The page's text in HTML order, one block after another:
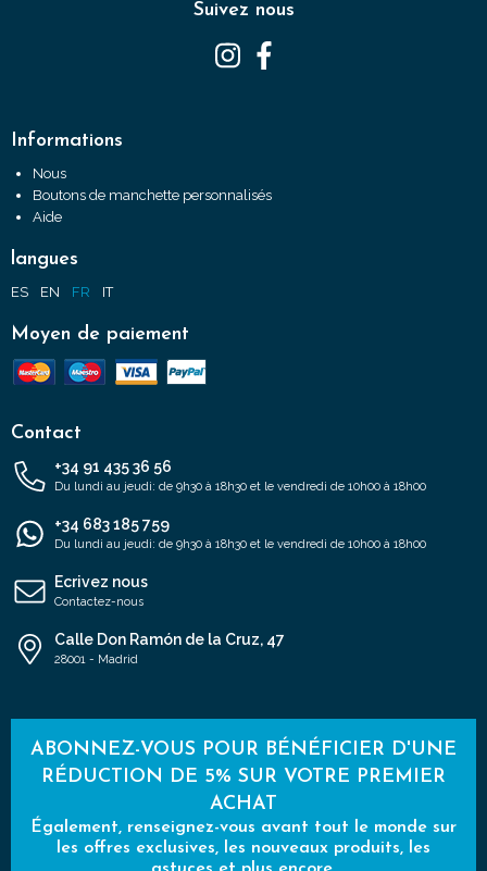
Suivez nous
Informations
Nous
Boutons de manchette personnalisés
Aide
langues
ES EN FR IT
Moyen de paiement
Contact
+34 91 435 36 56
Du lundi au jeudi: de 9h30 à 18h30 et le vendredi de 10h00 à 18h00
+34 683 185 759
Du lundi au jeudi: de 9h30 à 18h30 et le vendredi de 10h00 à 18h00
Ecrivez nous
Contactez-nous
Calle Don Ramón de la Cruz, 47
28001 - Madrid
ABONNEZ-VOUS POUR BÉNÉFICIER D'UNE
RÉDUCTION DE 5% SUR VOTRE PREMIER
ACHAT
Également, renseignez-vous avant tout le monde sur
les offres exclusives, les nouveaux produits, les